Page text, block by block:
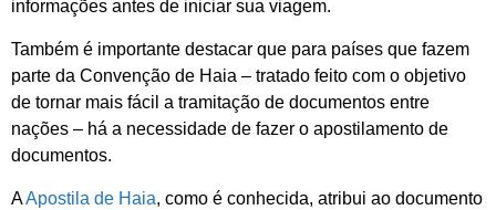
informações antes de iniciar sua viagem.
Também é importante destacar que para países que fazem
parte da Convenção de Haia – tratado feito com o objetivo
de tornar mais fácil a tramitação de documentos entre
nações – há a necessidade de fazer o apostilamento de
documentos.
AApostila de Haia, como é conhecida, atribui ao documento